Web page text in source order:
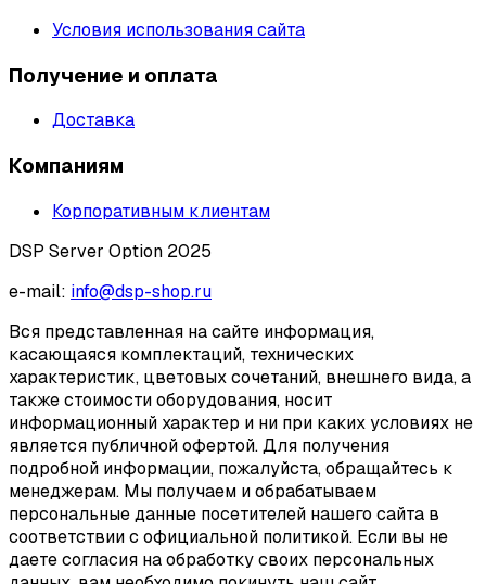
Условия использования сайта
Получение и оплата
Доставка
Компаниям
Корпоративным клиентам
DSP Server Option 2025
e-mail: info@dsp-shop.ru
Вся представленная на сайте информация,
касающаяся комплектаций, технических
характеристик, цветовых сочетаний, внешнего вида, а
также стоимости оборудования, носит
информационный характер и ни при каких условиях не
является публичной офертой. Для получения
подробной информации, пожалуйста, обращайтесь к
менеджерам. Мы получаем и обрабатываем
персональные данные посетителей нашего сайта в
соответствии с официальной политикой. Если вы не
даете согласия на обработку своих персональных